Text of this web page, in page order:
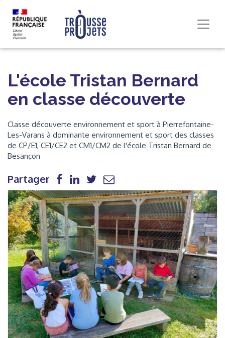
L'école Tristan Bernard
en classe découverte
Classe découverte environnement et sport à Pierrefontaine-
Les-Varans à dominante environnement et sport des classes
de CP/E1, CE1/CE2 et CM1/CM2 de l'école Tristan Bernard de
Besançon
Partager